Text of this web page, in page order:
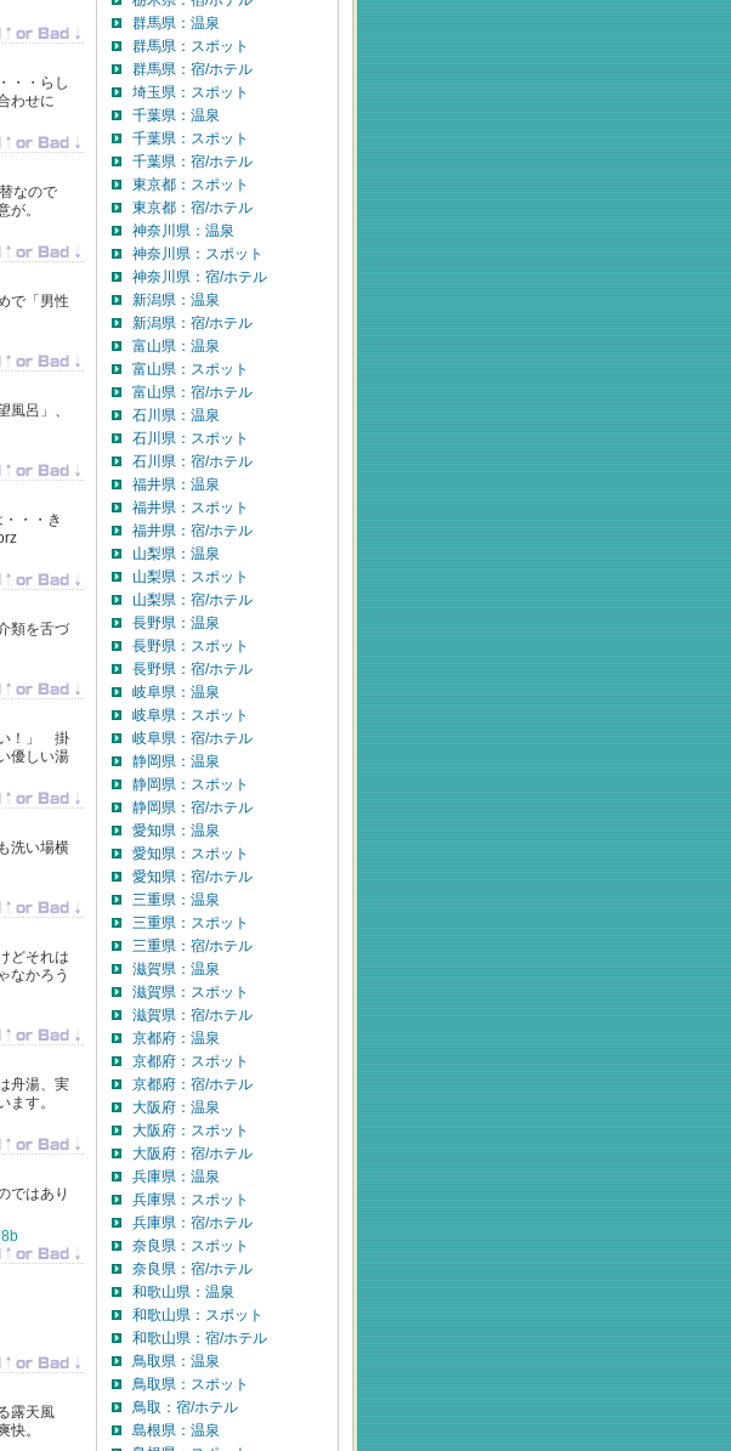
・・らし
わせに
なので
が。
で「男性
呂」、
・・き
類を舌づ
い！」 掛
優しい湯
洗い場横
どそれは
なかろう
舟湯、実
す。
ではあり
露天風
快。
群馬県：温泉
群馬県：スポット
群馬県：宿/ホテル
埼玉県：スポット
千葉県：温泉
千葉県：スポット
千葉県：宿/ホテル
東京都：スポット
東京都：宿/ホテル
神奈川県：温泉
神奈川県：スポット
神奈川県：宿/ホテル
新潟県：温泉
新潟県：宿/ホテル
富山県：温泉
富山県：スポット
富山県：宿/ホテル
石川県：温泉
石川県：スポット
石川県：宿/ホテル
福井県：温泉
福井県：スポット
福井県：宿/ホテル
山梨県：温泉
山梨県：スポット
山梨県：宿/ホテル
長野県：温泉
長野県：スポット
長野県：宿/ホテル
岐阜県：温泉
岐阜県：スポット
岐阜県：宿/ホテル
静岡県：温泉
静岡県：スポット
静岡県：宿/ホテル
愛知県：温泉
愛知県：スポット
愛知県：宿/ホテル
三重県：温泉
三重県：スポット
三重県：宿/ホテル
滋賀県：温泉
滋賀県：スポット
滋賀県：宿/ホテル
京都府：温泉
京都府：スポット
京都府：宿/ホテル
大阪府：温泉
大阪府：スポット
大阪府：宿/ホテル
兵庫県：温泉
兵庫県：スポット
兵庫県：宿/ホテル
奈良県：スポット
奈良県：宿/ホテル
和歌山県：温泉
和歌山県：スポット
和歌山県：宿/ホテル
鳥取県：温泉
鳥取県：スポット
鳥取：宿/ホテル
島根県：温泉